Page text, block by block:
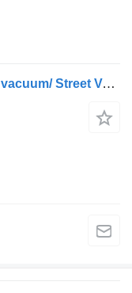
TICAB Manufacturer Electric street vacuum/ Street Vacuum Cleaner